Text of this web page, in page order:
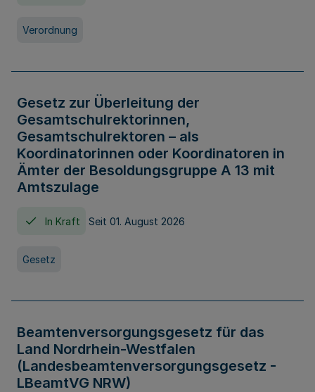
Verordnung
Gesetz zur Überleitung der
Gesamtschulrektorinnen,
Gesamtschulrektoren – als
Koordinatorinnen oder Koordinatoren in
Ämter der Besoldungsgruppe A 13 mit
Amtszulage
In Kraft Seit 01. August 2026
Gesetz
Beamtenversorgungsgesetz für das
Land Nordrhein-Westfalen
(Landesbeamtenversorgungsgesetz -
LBeamtVG NRW)